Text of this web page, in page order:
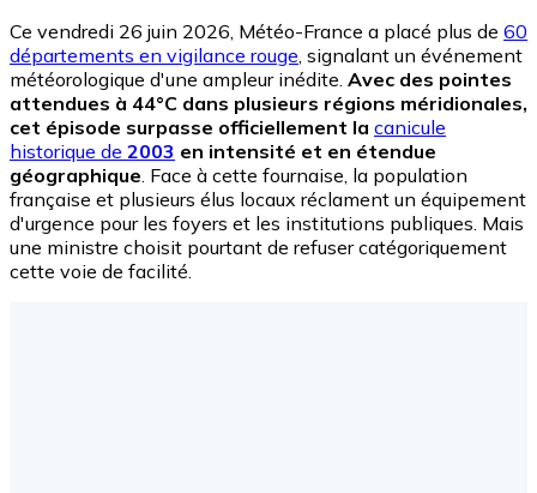
Ce vendredi 26 juin 2026, Météo-France a placé plus de 60
départements en vigilance rouge , signalant un événement
météorologique d'une ampleur inédite. Avec des pointes
attendues à 44°C dans plusieurs régions méridionales,
cet épisode surpasse officiellement la canicule
historique de 2003 en intensité et en étendue
géographique . Face à cette fournaise, la population
française et plusieurs élus locaux réclament un équipement
d'urgence pour les foyers et les institutions publiques. Mais
une ministre choisit pourtant de refuser catégoriquement
cette voie de facilité.